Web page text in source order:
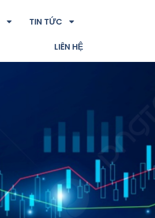
TIN TỨC
LIÊN HỆ